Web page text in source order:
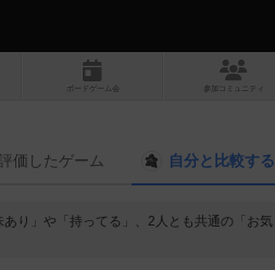
ボ ドゲ ーム コミュニティ
価したゲーム 自分と 比較する
り」や「持ってる」、2人とも共通の「お気